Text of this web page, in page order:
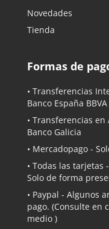
Novedades
Tienda
Formas de
• Transferencias
Banco España BBVA
• Transferencias
Banco Galicia
• Mercadopago -
• Todas las tarjetas -
Solo de forma
• Paypal - Algunos
pago. (Consulte en
medio )